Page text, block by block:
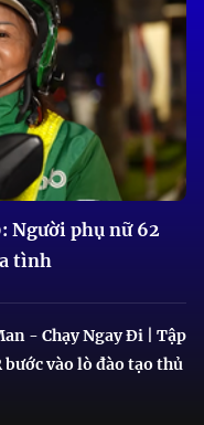
Người phụ nữ 62
tình
- Chạy Ngay Đi | Tập
bước vào lò đào tạo thủ